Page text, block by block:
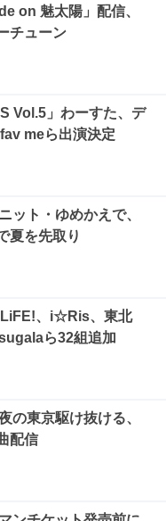
on 魅太陽」配信、
チューン
Vol.5」わーすた、デ
meら出演決定
ット・ゆめかえで、
夏を先取り
iLiFE!、i☆Ris、東北
ら32組追加
の東京駆け抜ける、
配信